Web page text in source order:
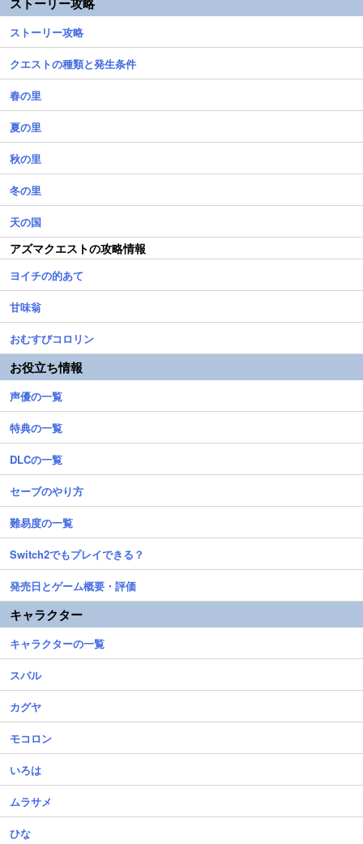
ストーリー攻略
クエストの種類と発生条件
春の里
夏の里
秋の里
冬の里
天の国
アズマクエストの攻略情報
ヨイチの的あて
甘味翁
おむすびコロリン
お役立ち情報
声優の一覧
特典の一覧
DLCの一覧
セーブのやり方
難易度の一覧
Switch2でもプレイできる？
発売日とゲーム概要・評価
キャラクター
キャラクターの一覧
スバル
カグヤ
モコロン
いろは
ムラサメ
ひな